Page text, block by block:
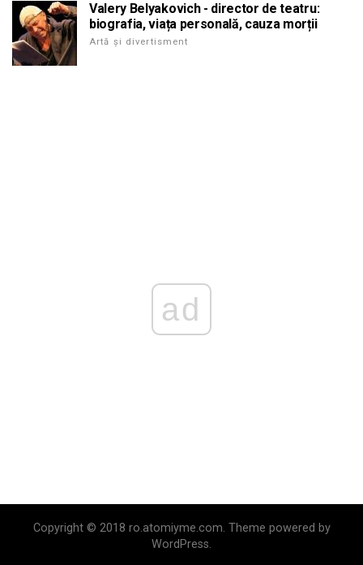
Valery Belyakovich - director de teatru:
biografia, viața personală, cauza morții
Artă și divertisment
ad
Copyright © 2018 ro.atomiyme.com. Theme powered by
WordPress.